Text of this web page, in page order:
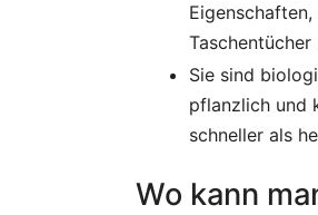
Sie sind
pflanzlich und
schneller als
Wo kann